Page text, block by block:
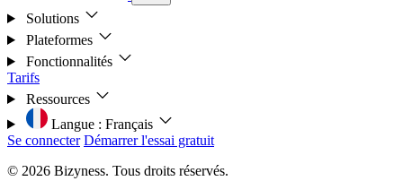
Solutions
Plateformes
Fonctionnalités
Tarifs
Ressources
Langue : Français
Se connecter Démarrer l'essai gratuit
© 2026 Bizyness. Tous droits réservés.